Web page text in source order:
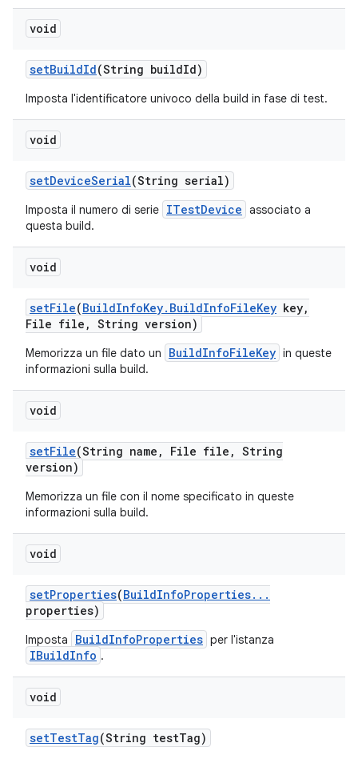
void
setBuildId(String buildId)
Imposta l'identificatore univoco della build in fase di test.
void
setDeviceSerial(String serial)
Imposta il numero di serie ITestDevice associato a
questa build.
void
setFile(BuildInfoKey. BuildInfoFileKey key,
File file , String version)
Memorizza un file dato un BuildInfoFileKey in queste
informazioni sulla build.
void
setFile(String name , File file , String
version)
Memorizza un file con il nome specificato in queste
informazioni sulla build.
void
setProperties(BuildInfoProperties. . .
properties)
Imposta BuildInfoProperties per l'istanza
IBuildInfo .
void
setTestTag(String testTag)